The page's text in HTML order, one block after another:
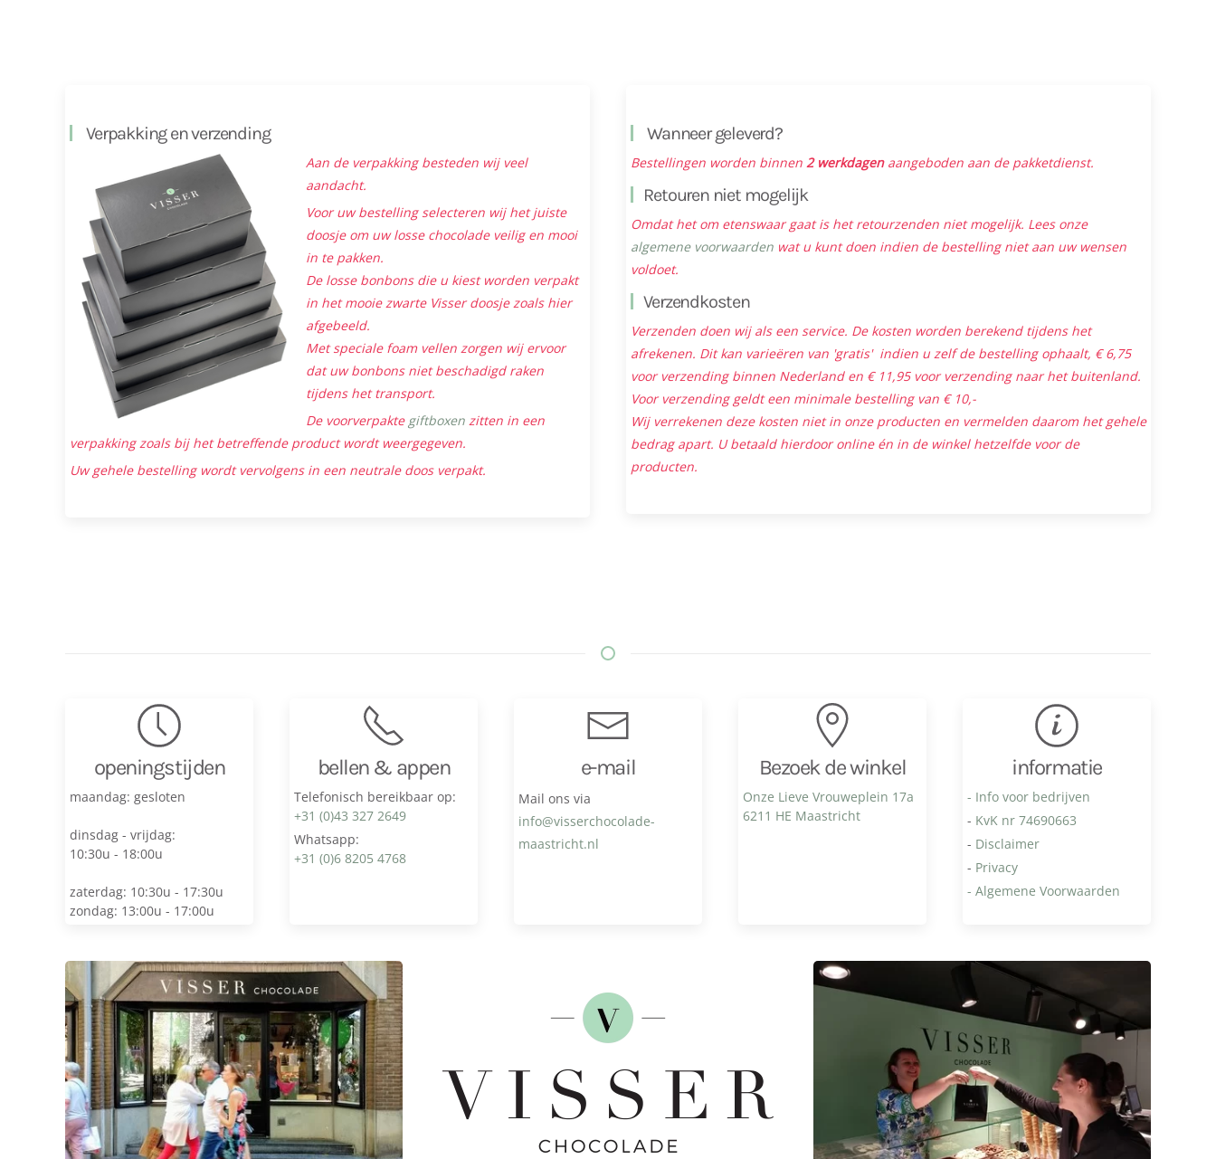
Verpakking en verzending
Aan de verpakking besteden wij veel
aandacht.
Voor uw bestelling selecteren wij het juiste
doosje om uw losse chocolade veilig en mooi
in te pakken.
De losse bonbons die u kiest worden verpakt
in het mooie zwarte Visser doosje zoals hier
afgebeeld.
Met speciale foam vellen zorgen wij ervoor
dat uw bonbons niet beschadigd raken
tijdens het transport.
De voorverpakte giftboxen zitten in een
verpakking zoals bij het betreffende product wordt weergegeven.
Uw gehele bestelling wordt vervolgens in een neutrale doos verpakt.
Wanneer geleverd?
Bestellingen worden binnen 2 werkdagenaangeboden aan de pakketdienst.
Retouren niet mogelijk
Omdat het om etenswaar gaat is het retourzenden niet mogelijk. Lees onze
algemene voorwaarden wat u kunt doen indien de bestelling niet aan uw wensen
voldoet.
Verzendkosten
Verzenden doen wij als een service. De kosten worden berekend tijdens het
afrekenen. Dit kan varieëren van 'gratis' indien u zelf de bestelling ophaalt, € 6,75
voor verzending binnen Nederland en € 11,95 voor verzending naar het buitenland.
Voor verzending geldt een minimale bestelling van € 10,-
Wij verrekenen deze kosten niet in onze producten en vermelden daarom het gehele
bedrag apart. U betaald hierdoor online én in de winkel hetzelfde voor de
producten.
openingstijden
maandag: gesloten
dinsdag - vrijdag:
10:30u - 18:00u
zaterdag: 10:30u - 17:30u
zondag: 13:00u - 17:00u
bellen & appen
Telefonisch bereikbaar op:
+31 (0)43 327 2649
Whatsapp:
+31 (0)6 8205 4768
e-mail
Mail ons via
info@visser­chocolade­
maastricht.nl
Bezoek de winkel
Onze Lieve Vrouweplein 17a
6211 HE Maastricht
informatie
- Info voor bedrijven
- KvK nr 74690663
- Disclaimer
- Privacy
- Algemene Voorwaarden